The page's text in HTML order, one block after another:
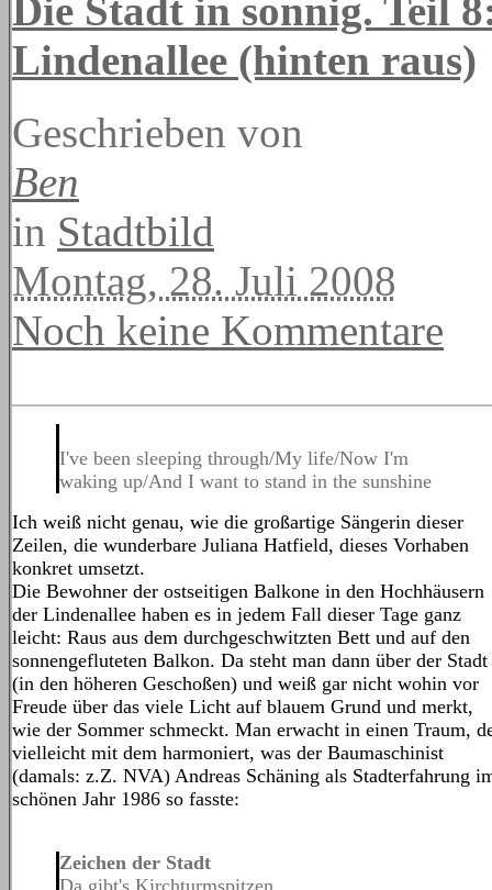
Die Stadt in sonnig. Teil
Lindenallee (hinten raus)
Geschrieben von
Ben
in Stadtbild
Montag, 28. Juli 2008
Noch keine Kommentare
I've been sleeping through/My life/Now I'm
waking up/And I want to stand in the sunshine
Ich weiß nicht genau, wie die großartige Sängerin dieser
Zeilen, die wunderbare Juliana Hatfield, dieses Vorhaben
konkret umsetzt.
Die Bewohner der ostseitigen Balkone in den Hochhäusern
der Lindenallee haben es in jedem Fall dieser Tage ganz
leicht: Raus aus dem durchgeschwitzten Bett und auf den
sonnengefluteten Balkon. Da steht man dann über der Stadt
(in den höheren Geschoßen) und weiß gar nicht wohin vor
Freude über das viele Licht auf blauem Grund und merkt,
wie der Sommer schmeckt. Man erwacht in einen Traum,
vielleicht mit dem harmoniert, was der Baumaschinist
(damals: z.Z. NVA) Andreas Schäning als Stadterfahrung
schönen Jahr 1986 so fasste:
Zeichen der Stadt